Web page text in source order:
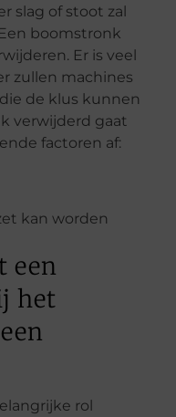
slag of stoot zal
boomstronk
Er is veel
zullen machines
de klus kunnen
verwijderd gaat
factoren af:
kan worden
een
het
rol